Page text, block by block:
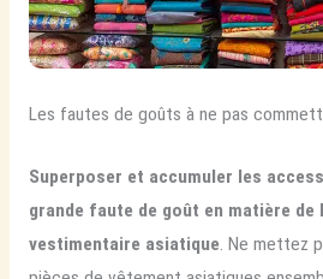
Les fautes de goûts à ne pas
Superposer et accumuler les
grande faute de goût en matière
vestimentaire asiatique. Ne mettez